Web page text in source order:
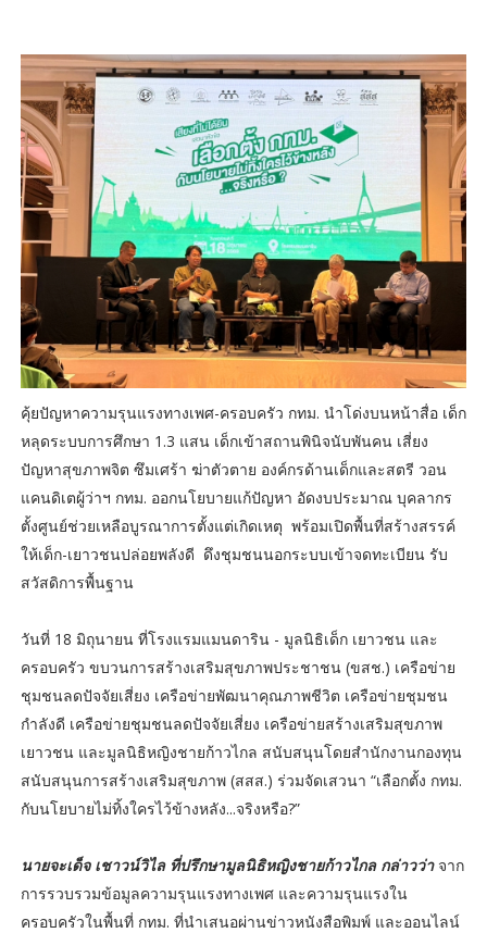
คุ้ยปัญหาความรุนแรงทางเพศ-ครอบครัว กทม. นำโด่งบนหน้าสื่อ เด็ก
หลุดระบบการศึกษา 1.3 แสน เด็กเข้าสถานพินิจนับพันคน เสี่ยง
ปัญหาสุขภาพจิต ซึมเศร้า ฆ่าตัวตาย องค์กรด้านเด็กและสตรี วอน
แคนดิเตผู้ว่าฯ กทม. ออกนโยบายแก้ปัญหา อัดงบประมาณ บุคลากร
ตั้งศูนย์ช่วยเหลือบูรณาการตั้งแต่เกิดเหตุ พร้อมเปิดพื้นที่สร้างสรรค์
ให้เด็ก-เยาวชนปล่อยพลังดี ดึงชุมชนนอกระบบเข้าจดทะเบียน รับ
สวัสดิการพื้นฐาน
วันที่ 18 มิถุนายน ที่โรงแรมแมนดาริน - มูลนิธิเด็ก เยาวชน และ
ครอบครัว ขบวนการสร้างเสริมสุขภาพประชาชน (ขสช.) เครือข่าย
ชุมชนลดปัจจัยเสี่ยง เครือข่ายพัฒนาคุณภาพชีวิต เครือข่ายชุมชน
กำลังดี เครือข่ายชุมชนลดปัจจัยเสี่ยง เครือข่ายสร้างเสริมสุขภาพ
เยาวชน และมูลนิธิหญิงชายก้าวไกล สนับสนุนโดยสำนักงานกองทุน
สนับสนุนการสร้างเสริมสุขภาพ (สสส.) ร่วมจัดเสวนา “เลือกตั้ง กทม.
กับนโยบายไม่ทิ้งใครไว้ข้างหลัง...จริงหรือ?”
นายจะเด็จ เชาวน์วิไล ที่ปรึกษามูลนิธิหญิงชายก้าวไกล กล่าวว่าจาก
การรวบรวมข้อมูลความรุนแรงทางเพศ และความรุนแรงใน
ครอบครัวในพื้นที่ กทม. ที่นำเสนอผ่านข่าวหนังสือพิมพ์ และออนไลน์